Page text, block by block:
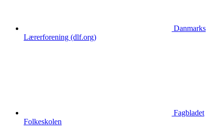
Danmarks
Lærerforening (dlf.org)
Fagbladet
Folkeskolen